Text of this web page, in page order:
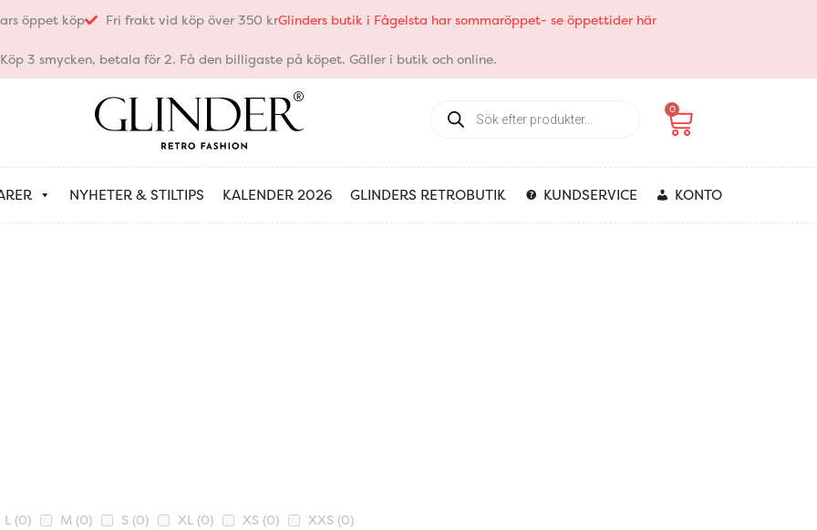
öppet köp Fri frakt vid köp över 350 krGlinders butik i Fågelsta har sommaröppet- se öppettider här
3 smycken, betala för 2. Få den billigaste på köpet. Gäller i butik och online.
search
0
Varukorg
NYHETER & STILTIPS KALENDER 2026 GLINDERS RETROBUTIK KUNDSERVICE KONTO
L (0) M (0) S (0) XL (0) XS (0) XXS (0)